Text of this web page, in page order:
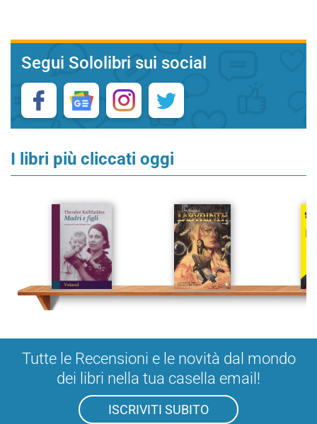
Segui Sololibri sui social
I libri più cliccati oggi
Tutte le Recensioni e le novità dal mondo
dei libri nella tua casella email!
ISCRIVITI SUBITO